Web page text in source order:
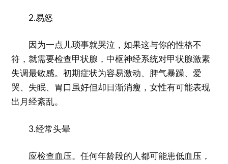
2.易怒
因为一点儿琐事就哭泣，如果这与你的性格不
符，就需要检查甲状腺，中枢神经系统对甲状腺激素
失调最敏感。初期症状为容易激动、脾气暴躁、爱
哭、失眠、胃口虽好但却日渐消瘦，女性有可能表现
出月经紊乱。
3.经常头晕
应检查血压。任何年龄段的人都可能患低血压，